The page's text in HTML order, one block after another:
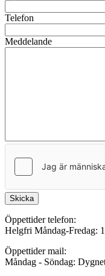
Telefon
Meddelande
Skicka
Öppettider telefon:
Helgfri Måndag-Fredag:
Öppettider mail:
Måndag - Söndag: